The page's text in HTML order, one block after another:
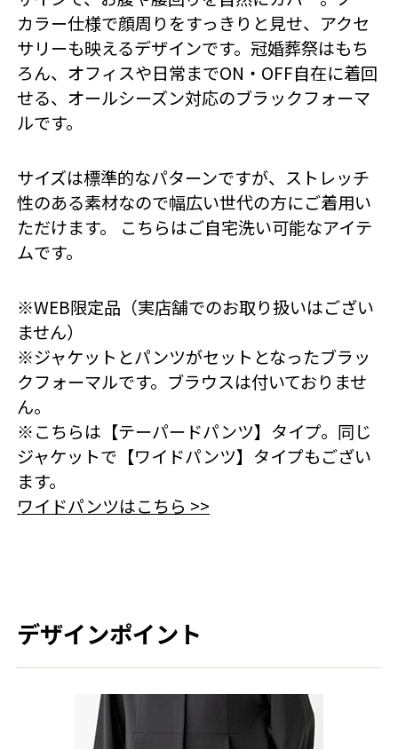
カラー仕様で顔周りをすっきりと見せ、アクセ
サリーも映えるデザインです。冠婚葬祭はもち
ろん、オフィスや日常までON・OFF自在に着回
せる、オールシーズン対応のブラックフォーマ
ルです。
サイズは標準的なパターンですが、ストレッチ
性のある素材なので幅広い世代の方にご着用い
ただけます。 こちらはご自宅洗い可能なアイテ
ムです。
※WEB限定品（実店舗でのお取り扱いはござい
ません）
※ジャケットとパンツがセットとなったブラッ
クフォーマルです。ブラウスは付いておりませ
ん。
※こちらは【テーパードパンツ】タイプ。同じ
ジャケットで【ワイドパンツ】タイプもござい
ます。
ワイドパンツはこちら >>
デザインポイント